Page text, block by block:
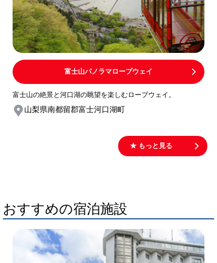
富士山パノラマロープウェイ
富士山の絶景と河口湖の眺望を楽しむロープウェイ。
山梨県南都留郡富士河口湖町
★ もっと見る
おすすめの宿泊施設